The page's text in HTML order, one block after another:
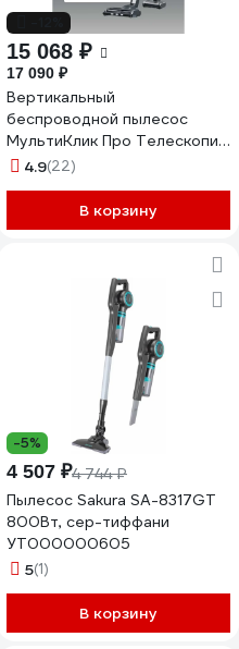
15 068 ₽
17 090 ₽
Вертикальный
беспроводной пылесос
МультиКлик Про Телескопик
RMVC-533 Remez
4.9(22)
В корзину
-5%
4 507 ₽4 744 ₽
Пылесос Sakura SA-8317GT
800Вт, сер-тиффани
УТ000000605
5(1)
В корзину